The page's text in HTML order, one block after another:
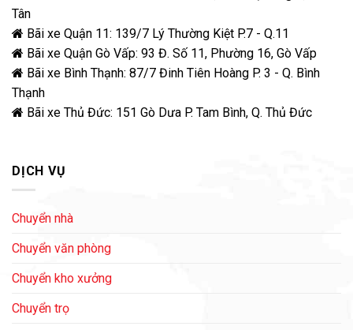
Tân
Bãi xe Quận 11: 139/7 Lý Thường Kiệt P.7 - Q.11
Bãi xe Quận Gò Vấp: 93 Đ. Số 11, Phường 16, Gò Vấp
Bãi xe Bình Thạnh: 87/7 Đinh Tiên Hoàng P. 3 - Q. Bình
Thạnh
Bãi xe Thủ Đức: 151 Gò Dưa P. Tam Bình, Q. Thủ Đức
DỊCH VỤ
Chuyển nhà
Chuyển văn phòng
Chuyển kho xưởng
Chuyển trọ